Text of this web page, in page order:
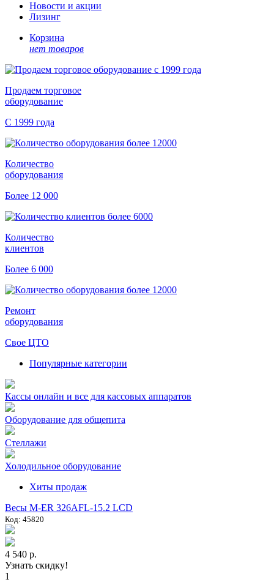
Новости и акции
Лизинг
Корзина
нет товаров
Продаем торговое
оборудование
С 1999 года
Количество
оборудования
Более 12 000
Количество
клиентов
Более 6 000
Ремонт
оборудования
Свое ЦТО
Популярные категории
Кассы онлайн и все для кассовых аппаратов
Оборудование для общепита
Стеллажи
Холодильное оборудование
Хиты продаж
Весы M-ER 326AFL-15.2 LCD
Код: 45820
4 540 р.
Узнать скидку!
1